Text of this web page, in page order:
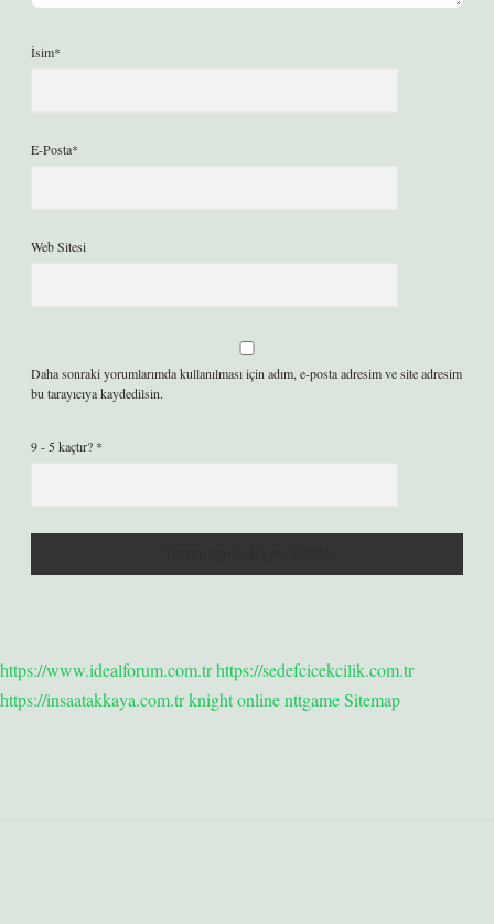
İsim*
E-Posta*
Web Sitesi
Daha sonraki yorumlarımda kullanılması için adım, e-posta adresim ve site adresim
bu tarayıcıya kaydedilsin.
9 - 5 kaçtır? *
https://www.idealforum.com.trhttps://sedefcicekcilik.com.tr
https://insaatakkaya.com.trknight onlinenttgameSitemap